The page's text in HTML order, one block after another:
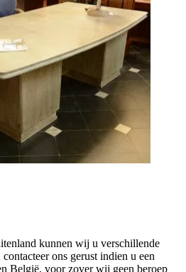
kunnen wij u verschillende
ons gerust indien u een
België, voor zover wij geen beroep